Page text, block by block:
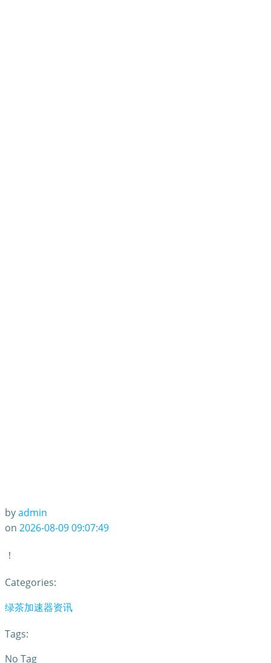
byadmin
on 2026-08-09 09:07:49
！
Categories:
绿茶加速器资讯
Tags:
No Tag